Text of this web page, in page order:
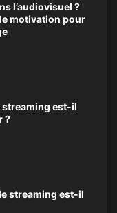
l’audiovisuel ?
motivation pour
streaming est-il
?
streaming est-il